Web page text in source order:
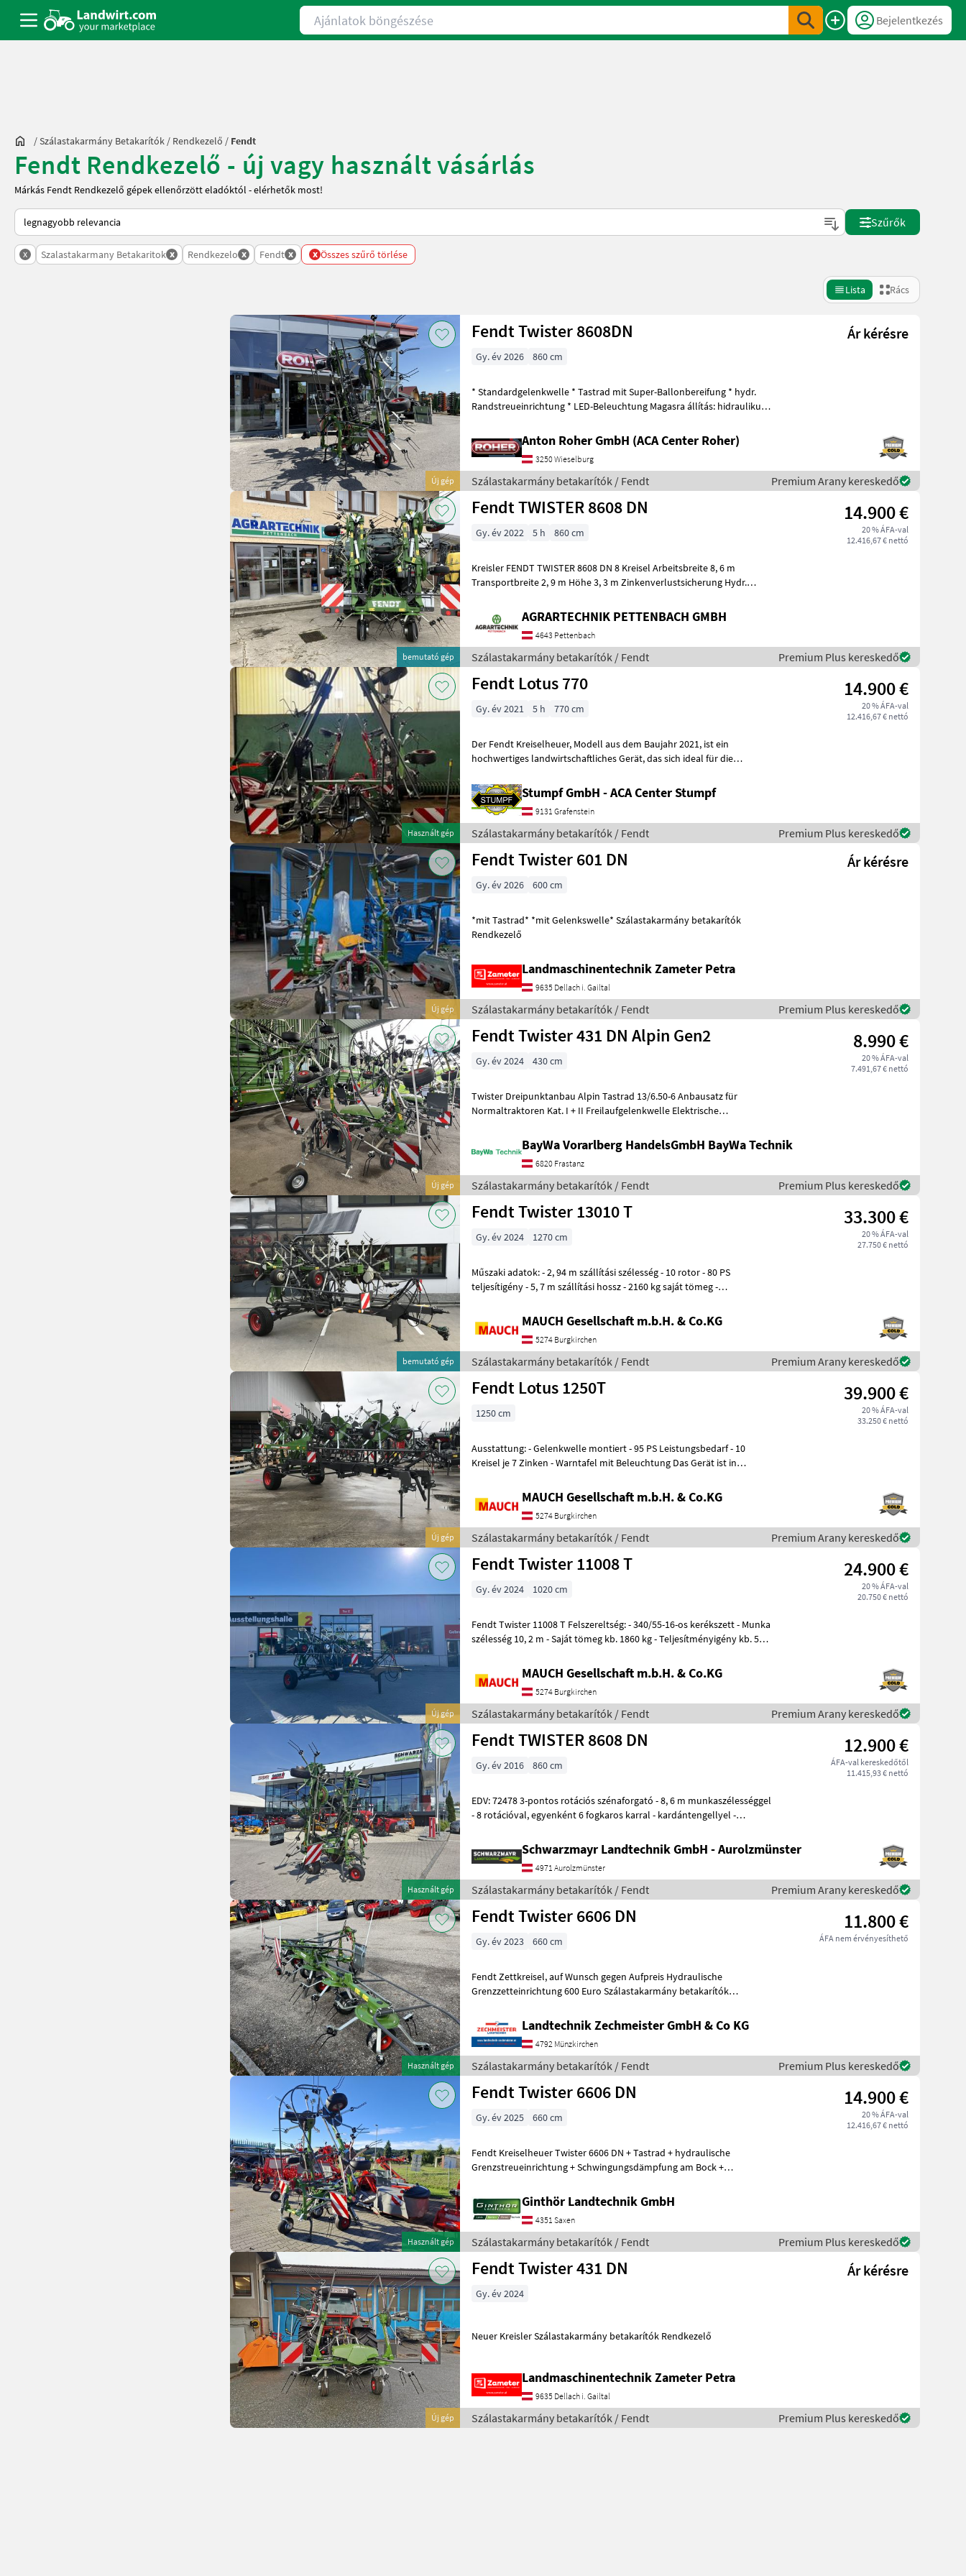
Ajánlatok böngészése
Bejelentkezés
/Szálastakarmány Betakarítók / Rendkezelő / Fendt
Fendt Rendkezelő - új vagy használt vásárlás
Márkás Fendt Rendkezelő gépek ellenőrzött eladóktól - elérhetők most!
Így van sorba rendezve a Landwirt.com-on
Szűrők
x Szalastakarmany Betakaritok x Rendkezelo x Fendt x x Összes szűrő törlése
Lista Rács
Új gép
Fendt Twister 8608DN Ár kérésre
Gy. év 2026 860 cm
* Standardgelenkwelle * Tastrad mit Super-Ballonbereifung * hydr.
Randstreueinrichtung * LED-Beleuchtung Magasra állítás: hidraulikus
Anton Roher GmbH (ACA Center Roher)
3250 Wieselburg
Szálastakarmány betakarítók / Fendt Premium Arany kereskedő
bemutató gép
Fendt TWISTER 8608 DN 14.900 €
20 % ÁFA-val
12.416,67 € nettó
Gy. év 2022 5 h 860 cm
Kreisler FENDT TWISTER 8608 DN 8 Kreisel Arbeitsbreite 8, 6 m
Transportbreite 2, 9 m Höhe 3, 3 m Zinkenverlustsicherung Hydr.
AGRARTECHNIK PETTENBACH GMBH
4643 Pettenbach
Szálastakarmány betakarítók / Fendt Premium Plus kereskedő
Használt gép
Fendt Lotus 770 14.900 €
20 % ÁFA-val
12.416,67 € nettó
Gy. év 2021 5 h 770 cm
Der Fendt Kreiselheuer, Modell aus dem Baujahr 2021, ist ein
hochwertiges landwirtschaftliches Gerät, das sich ideal für die
Stumpf GmbH - ACA Center Stumpf
9131 Grafenstein
Szálastakarmány betakarítók / Fendt Premium Plus kereskedő
Új gép
Fendt Twister 601 DN Ár kérésre
Gy. év 2026 600 cm
*mit Tastrad* *mit Gelenkswelle* Szálastakarmány betakarítók
Rendkezelő
Landmaschinentechnik Zameter Petra
9635 Dellach i. Gailtal
Szálastakarmány betakarítók / Fendt Premium Plus kereskedő
Új gép
Fendt Twister 431 DN Alpin Gen2 8.990 €
20 % ÁFA-val
7.491,67 € nettó
Gy. év 2024 430 cm
Twister Dreipunktanbau Alpin Tastrad 13/6.50-6 Anbausatz für
Normaltraktoren Kat. I + II Freilaufgelenkwelle Elektrische
BayWa Vorarlberg HandelsGmbH BayWa Technik
6820 Frastanz
Szálastakarmány betakarítók / Fendt Premium Plus kereskedő
bemutató gép
Fendt Twister 13010 T 33.300 €
20 % ÁFA-val
27.750 € nettó
Gy. év 2024 1270 cm
Műszaki adatok: - 2, 94 m szállítási szélesség - 10 rotor - 80 PS
teljesítigény - 5, 7 m szállítási hossz - 2160 kg saját tömeg -
MAUCH Gesellschaft m.b.H. & Co.KG
5274 Burgkirchen
Szálastakarmány betakarítók / Fendt Premium Arany kereskedő
Új gép
Fendt Lotus 1250T 39.900 €
20 % ÁFA-val
33.250 € nettó
1250 cm
Ausstattung: - Gelenkwelle montiert - 95 PS Leistungsbedarf - 10
Kreisel je 7 Zinken - Warntafel mit Beleuchtung Das Gerät ist in
MAUCH Gesellschaft m.b.H. & Co.KG
5274 Burgkirchen
Szálastakarmány betakarítók / Fendt Premium Arany kereskedő
Új gép
Fendt Twister 11008 T 24.900 €
20 % ÁFA-val
20.750 € nettó
Gy. év 2024 1020 cm
Fendt Twister 11008 T Felszereltség: - 340/55-16-os kerékszett - Munka
szélesség 10, 2 m - Saját tömeg kb. 1860 kg - Teljesítményigény kb. 54
MAUCH Gesellschaft m.b.H. & Co.KG
5274 Burgkirchen
Szálastakarmány betakarítók / Fendt Premium Arany kereskedő
Használt gép
Fendt TWISTER 8608 DN 12.900 €
ÁFA-val kereskedőtől
11.415,93 € nettó
Gy. év 2016 860 cm
EDV: 72478 3-pontos rotációs szénaforgató - 8, 6 m munkaszélességgel
- 8 rotációval, egyenként 6 fogkaros karral - kardántengellyel -
Schwarzmayr Landtechnik GmbH - Aurolzmünster
4971 Aurolzmünster
Szálastakarmány betakarítók / Fendt Premium Arany kereskedő
Használt gép
Fendt Twister 6606 DN 11.800 €
ÁFA nem érvényesíthető
Gy. év 2023 660 cm
Fendt Zettkreisel, auf Wunsch gegen Aufpreis Hydraulische
Grenzzetteinrichtung 600 Euro Szálastakarmány betakarítók
Landtechnik Zechmeister GmbH & Co KG
4792 Münzkirchen
Szálastakarmány betakarítók / Fendt Premium Plus kereskedő
Használt gép
Fendt Twister 6606 DN 14.900 €
20 % ÁFA-val
12.416,67 € nettó
Gy. év 2025 660 cm
Fendt Kreiselheuer Twister 6606 DN + Tastrad + hydraulische
Grenzstreueinrichtung + Schwingungsdämpfung am Bock +
Ginthör Landtechnik GmbH
4351 Saxen
Szálastakarmány betakarítók / Fendt Premium Plus kereskedő
Új gép
Fendt Twister 431 DN Ár kérésre
Gy. év 2024
Neuer Kreisler Szálastakarmány betakarítók Rendkezelő
Landmaschinentechnik Zameter Petra
9635 Dellach i. Gailtal
Szálastakarmány betakarítók / Fendt Premium Plus kereskedő